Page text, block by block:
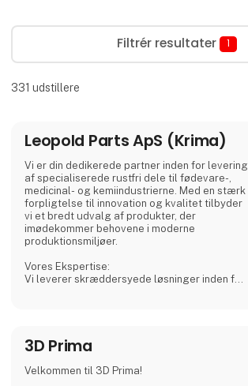
Filtrér resultater 1
331 udstillere
Leopold Parts ApS (Krima)
Vi er din dedikerede partner inden for levering
af specialiserede rustfri dele til fødevare-,
medicinal- og kemiindustrierne. Med en stærk
forpligtelse til innovation og kvalitet tilbyder
vi et bredt udvalg af produkter, der
imødekommer behovene i moderne
produktionsmiljøer.
Vores Ekspertise:
Vi leverer skræddersyede løsninger inden for
produktionsprocesser.
Hvorfor Vælge Os?
3D Prima
Velkommen til 3D Prima!